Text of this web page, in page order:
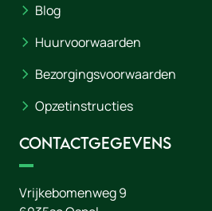
Blog
Huurvoorwaarden
Bezorgingsvoorwaarden
Opzetinstructies
Contactgegevens
Vrijkebomenweg 9